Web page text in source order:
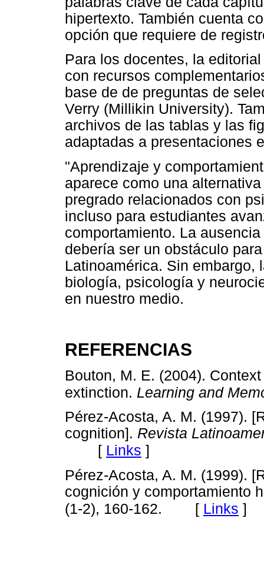
hipertexto. También cuenta
opción que requiere de
Para los docentes, la
con recursos
base de de preguntas de
Verry (Millikin University).
archivos de las tablas y las
adaptadas a presentaciones
"Aprendizaje y
aparece como una
pregrado relacionados con
incluso para estudiantes
comportamiento. La
debería ser un obstáculo
Latinoamérica. Sin embargo,
biología, psicología y
en nuestro medio.
REFERENCIAS
Bouton, M. E. (2004).
extinction. Learning and
Pérez-Acosta, A. M. (1997).
cognition]. Revista
[ Links ]
Pérez-Acosta, A. M. (1999).
cognición y comportamiento
(1-2), 160-162. [ Links ]